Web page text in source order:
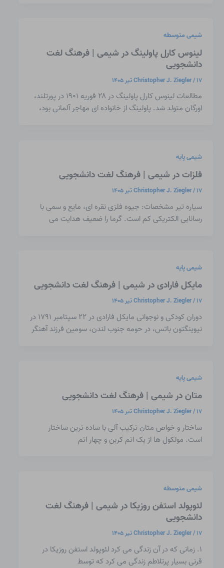
شیمی متوسطه
لینوس کارل پاولینگ در شیمی | فرهنگ لغت
دانشجویی
Christopher J. Ziegler/۱۷ تیر ۱۴۰۵
مطالعات لینوس کارل پاولینگ در ۲۸ فوریه ۱۹۰۱ در پورتلند،
اورگان متولد شد. پاولینگ از خانواده ای مهاجر آلمانی بود،
شیمی پایه
فلزات در شیمی | فرهنگ لغت دانشجویی
Christopher J. Ziegler/۱۷ تیر ۱۴۰۵
سیاره تیر مشخصات: جیوه فلزی نقره ای، مایع و سمی با
رسانایی الکتریکی کم است. گرما را ضعیف هدایت می
شیمی پایه
مایکل فارادی در شیمی | فرهنگ لغت دانشجویی
Christopher J. Ziegler/۱۷ تیر ۱۴۰۵
دوران کودکی و نوجوانی مایکل فارادی در ۲۲ سپتامبر ۱۷۹۱ در
نیوینگتون باتس، در حومه جنوب لندن، سومین فرزند آهنگر
شیمی پایه
متان در شیمی | فرهنگ لغت دانشجویی
Christopher J. Ziegler/۱۷ تیر ۱۴۰۵
ساختار و خواص متان ترکیب آلی با ساده ترین ساختار
است. مولکول ها از یک اتم کربن و چهار اتم
شیمی متوسطه
لئوپولد استفن روزیکا در شیمی | فرهنگ لغت
دانشجویی
Christopher J. Ziegler/۱۷ تیر ۱۴۰۵
۱. زمانی که در آن زندگی می کرد لئوپولد استفن روزیکا در
قرنی بسیار پرتلاطم زندگی می کرد که توسط